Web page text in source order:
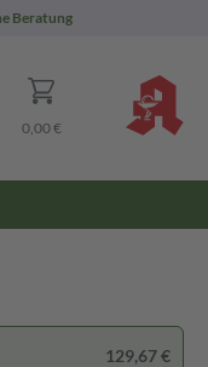
Beratung
0,00 €
129,67 €